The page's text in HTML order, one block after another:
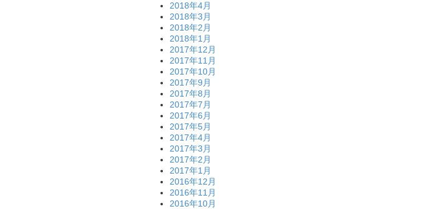
2018年4月
2018年3月
2018年2月
2018年1月
2017年12月
2017年11月
2017年10月
2017年9月
2017年8月
2017年7月
2017年6月
2017年5月
2017年4月
2017年3月
2017年2月
2017年1月
2016年12月
2016年11月
2016年10月